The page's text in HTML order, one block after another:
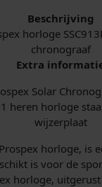
i
j
k
e
p
r
l
h
r
o
Beschrijving
horloge
chronograaf
Extra
Solar
heren horloge
wijzerplaat
horloge, is
is voor de
horloge,